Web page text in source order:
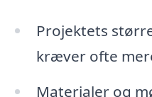
Projektets
kræver ofte
Materialer og